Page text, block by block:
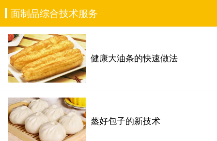
面制品综合技术服务
健康大油条的快速做法
蒸好包子的新技术